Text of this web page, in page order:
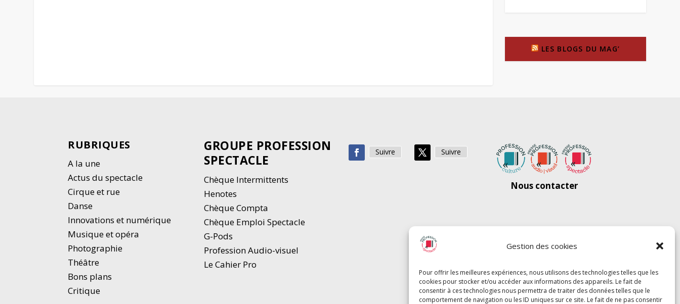
Gestion des cookies
Pour offrir les meilleures expériences, nous utilisons des technologies telles que les
cookies pour stocker et/ou accéder aux informations des appareils. Le fait de
consentir à ces technologies nous permettra de traiter des données telles que le
comportement de navigation ou les ID uniques sur ce site. Le fait de ne pas consentir
LES BLOGS DU MAG’
RUBRIQUES
A la une
Actus du spectacle
Cirque et rue
Danse
Innovations et numérique
Musique et opéra
Photographie
Théâtre
Bons plans
Critique
GROUPE PROFESSION
SPECTACLE
Chèque Intermittents
Henotes
Chèque Compta
Chèque Emploi Spectacle
G-Pods
Profession Audio-visuel
Le Cahier Pro
Suivre Suivre
Nous contacter